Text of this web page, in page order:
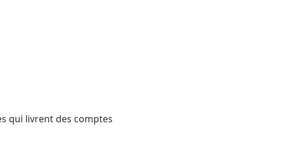
qui livrent des comptes